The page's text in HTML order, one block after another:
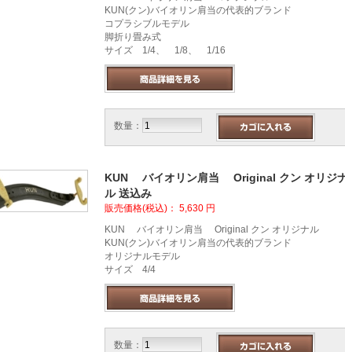
KUN(クン)バイオリン肩当の代表的ブランド
コプラシブルモデル
脚折り畳み式
サイズ 1/4、 1/8、 1/16
数量：
KUN バイオリン肩当 Original クン オリジ
ル 送込み
販売価格(税込)： 5,630 円
KUN バイオリン肩当 Original クン オリジナル
KUN(クン)バイオリン肩当の代表的ブランド
オリジナルモデル
サイズ 4/4
数量：